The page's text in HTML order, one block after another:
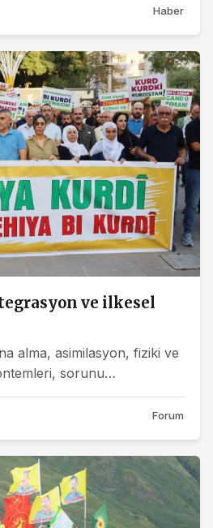
Haber
ve ilkesel
alma, asimilasyon, fiziki ve
sorunu
daha kaotik...
Forum